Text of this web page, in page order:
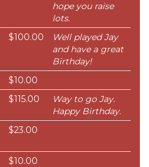
hope you raise
lots.
$100.00
Well played Jay
and have a great
Birthday!
$10.00
$115.00
Way to go Jay.
Happy Birthday.
$23.00
$10.00